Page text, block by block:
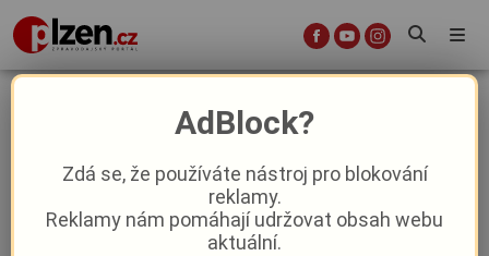
Cestující v MHD ukradli peněženku,
pak zkusili vybrat 115 tisíc.
Poznáte trojici na fotce?
Krimi
AdBlock?
Zdá se, že používáte nástroj pro blokování
reklamy.
Reklamy nám pomáhají udržovat obsah webu
aktuální.